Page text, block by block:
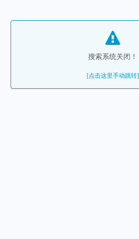
搜索系统关闭！
[点击这里手动跳转]